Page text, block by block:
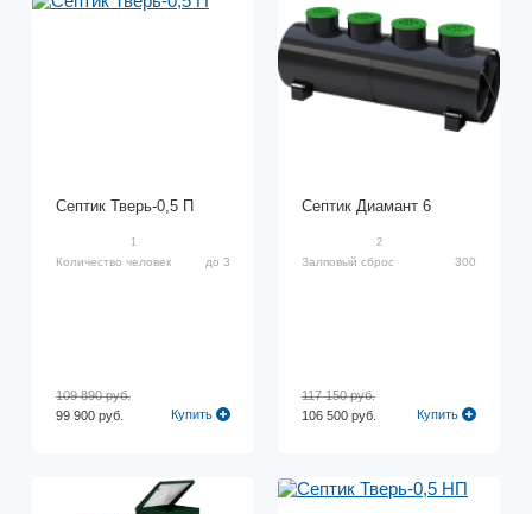
Септик Тверь-0,5 П
1
Количество человек до 3
99 900 руб.
109 890 руб.
Купить
Септик Диамант 6
2
Залповый сброс 300
106 500 руб.
117 150 руб.
Купить